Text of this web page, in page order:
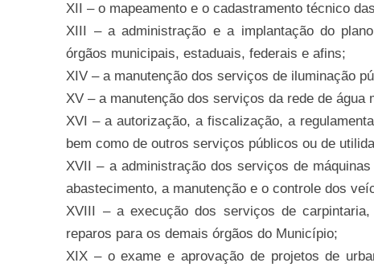
XII – o mapeamento e o cadastramento técnico
XIII – a administração e a implantação do
órgãos municipais, estaduais, federais e afins;
XIV – a manutenção dos serviços de iluminação
XV – a manutenção dos serviços da rede de água
XVI – a autorização, a fiscalização, a
bem como de outros serviços públicos ou de
XVII – a administração dos serviços de
abastecimento, a manutenção e o controle dos
XVIII – a execução dos serviços de
reparos para os demais órgãos do Município;
XIX – o exame e aprovação de projetos de